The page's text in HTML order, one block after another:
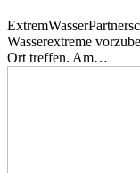
Wasserextreme
Ort treffen. Am…